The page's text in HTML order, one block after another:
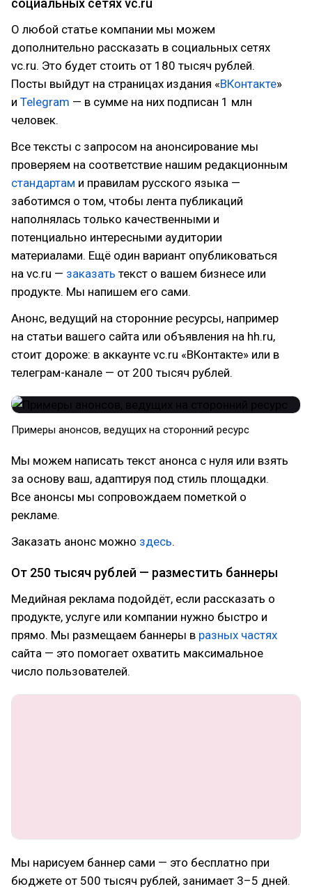
социальных сетях vc.ru
О любой статье компании мы можем
дополнительно рассказать в социальных сетях
vc.ru. Это будет стоить от 180 тысяч рублей.
Посты выйдут на страницах издания «ВКонтакте»
и Telegram — в сумме на них подписан 1 млн
человек.
Все тексты с запросом на анонсирование мы
проверяем на соответствие нашим редакционным
стандартам и правилам русского языка —
заботимся о том, чтобы лента публикаций
наполнялась только качественными и
потенциально интересными аудитории
материалами. Ещё один вариант опубликоваться
на vc.ru — заказать текст о вашем бизнесе или
продукте. Мы напишем его сами.
Анонс, ведущий на сторонние ресурсы, например
на статьи вашего сайта или объявления на hh.ru,
стоит дороже: в аккаунте vc.ru «ВКонтакте» или в
телеграм-канале — от 200 тысяч рублей.
Примеры анонсов, ведущих на сторонний ресурс
Мы можем написать текст анонса с нуля или взять
за основу ваш, адаптируя под стиль площадки.
Все анонсы мы сопровождаем пометкой о
рекламе.
Заказать анонс можно здесь.
От 250 тысяч рублей — разместить баннеры
Медийная реклама подойдёт, если рассказать о
продукте, услуге или компании нужно быстро и
прямо. Мы размещаем баннеры в разных частях
сайта — это помогает охватить максимальное
число пользователей.
Мы нарисуем баннер сами — это бесплатно при
бюджете от 500 тысяч рублей, занимает 3–5 дней.